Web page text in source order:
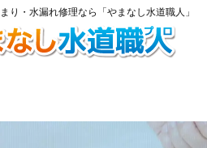
り・水漏れ修理なら「やまなし水道職人」